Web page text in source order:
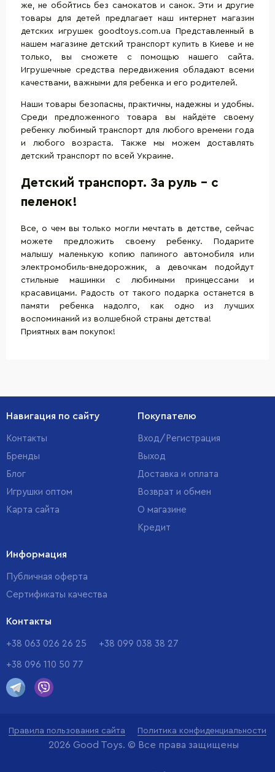
же, не обойтись без самокатов и санок. Эти и другие
товары для детей предлагает наш интернет магазин
детских игрушек goodtoys.com.ua Представленный в
нашем магазине детский транспорт купить в Киеве и не
только, вы сможете с помощью нашего сайта.
Игрушечные средства передвижения обладают всеми
качествами, важными для ребенка и его родителей.
Наши товары безопасны, практичны, надежны и удобны.
Среди предложенного товара вы найдёте своему
ребенку любимый транспорт для любого времени года
и любого возраста. Также мы можем доставлять
детский транспорт по всей Украине.
Детский транспорт. За руль - с
пеленок!
Все, о чем вы только могли мечтать в детстве, сейчас
можете предложить своему ребенку. Подарите
малышу маленькую копию папиного автомобиля или
электромобиль-внедорожник, а девочкам подойдут
стильные машинки с любимыми принцессами и
красавицами. Радость от такого подарка останется в
памяти ребенка надолго, как одно из лучших
воспоминаний из волшебной страны детства!
Приятных вам покупок!
Навигация по сайту
Контакты
Бренды
Блог
Игрушки оптом
Карта сайта
Покупателю
Вход/Регистрация
Выход
Доставка и оплата
Возврат и обмен
О магазине
Кредит
Информация
Публичная оферта
Сертификаты качества
Контакты
+38 063 026 26 25 +38 099 038 38 27
+38 096 110 50 77
Правила пользования сайта Политика конфиденциальности
2026 Good Toys. © Все права защищены